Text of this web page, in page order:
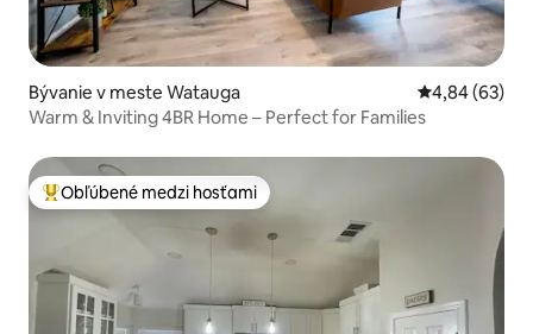
Bývanie v meste Watauga Priemerné
4,84 (63)
Warm & Inviting 4BR Home – Perfect for Families
Najobľúbenejšie medzi hosťami
Obľúbené medzi hosťami